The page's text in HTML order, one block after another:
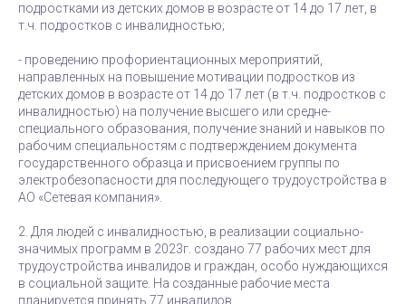
подростками из детских домов в возрасте от 14 до 17 лет, в
т.ч. подростков с инвалидностью;
- проведению профориентационных мероприятий,
направленных на повышение мотивации подростков из
детских домов в возрасте от 14 до 17 лет (в т.ч. подростков с
инвалидностью) на получение высшего или средне-
специального образования, получение знаний и навыков по
рабочим специальностям с подтверждением документа
государственного образца и присвоением группы по
электробезопасности для последующего трудоустройства в
АО «Сетевая компания».
2. Для людей с инвалидностью, в реализации социально-
значимых программ в 2023г. создано 77 рабочих мест для
трудоустройства инвалидов и граждан, особо нуждающихся
в социальной защите. На созданные рабочие места
планируется принять 77 инвалидов.